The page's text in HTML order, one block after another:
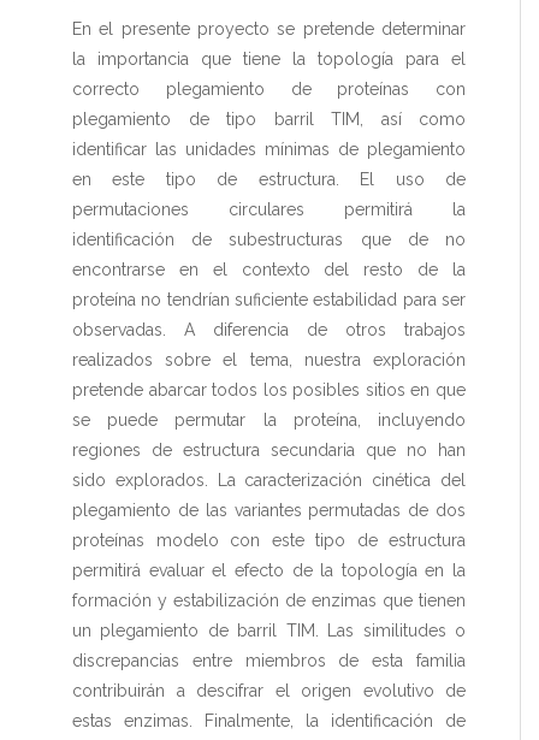
En el presente proyecto se pretende determinar
la importancia que tiene la topología para el
correcto plegamiento de proteínas con
plegamiento de tipo barril TIM, así como
identificar las unidades mínimas de plegamiento
en este tipo de estructura. El uso de
permutaciones circulares permitirá la
identificación de subestructuras que de no
encontrarse en el contexto del resto de la
proteína no tendrían suficiente estabilidad para ser
observadas. A diferencia de otros trabajos
realizados sobre el tema, nuestra exploración
pretende abarcar todos los posibles sitios en que
se puede permutar la proteína, incluyendo
regiones de estructura secundaria que no han
sido explorados. La caracterización cinética del
plegamiento de las variantes permutadas de dos
proteínas modelo con este tipo de estructura
permitirá evaluar el efecto de la topología en la
formación y estabilización de enzimas que tienen
un plegamiento de barril TIM. Las similitudes o
discrepancias entre miembros de esta familia
contribuirán a descifrar el origen evolutivo de
estas enzimas. Finalmente, la identificación de